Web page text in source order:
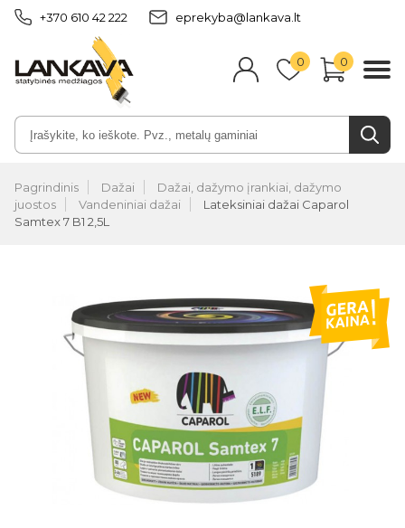
+370 610 42 222 eprekyba@lankava.lt
0 0
Pagrindinis Dažai
Dažai, dažymo įrankiai, dažymo
juostos
Vandeniniai dažai
Lateksiniai dažai Caparol
Samtex 7 B1 2,5L